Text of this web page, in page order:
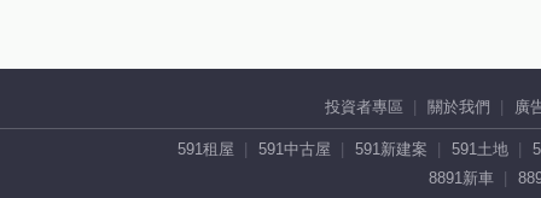
投資者專區 關於我們 廣
591租屋 591中古屋 591新建案 591土地
8891新車